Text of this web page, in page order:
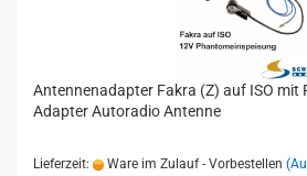
Antennenadapter Fakra (Z) auf ISO mit
Adapter Autoradio Antenne
Lieferzeit: Ware im Zulauf - Vorbestellen